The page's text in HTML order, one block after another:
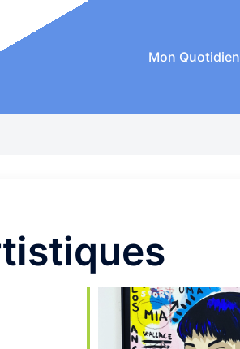
Mon Quotidien